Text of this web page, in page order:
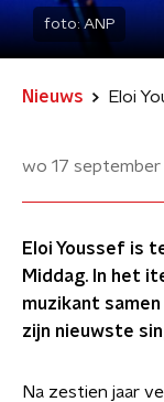
foto:ANP
Nieuws
wo 17
Eloi Youssef is
Middag. In het
muzikant
zijn nieuwste
Na zestien jaar